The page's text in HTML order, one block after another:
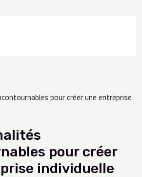
pour créer une entreprise
pour créer
individuelle